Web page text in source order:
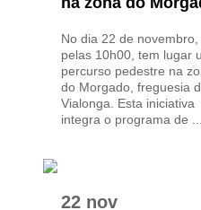
No dia 22 de novembro,
pelas 10h00, tem lugar
percurso pedestre na
do Morgado, freguesia
Vialonga. Esta iniciativa
integra o programa de ...
22 nov